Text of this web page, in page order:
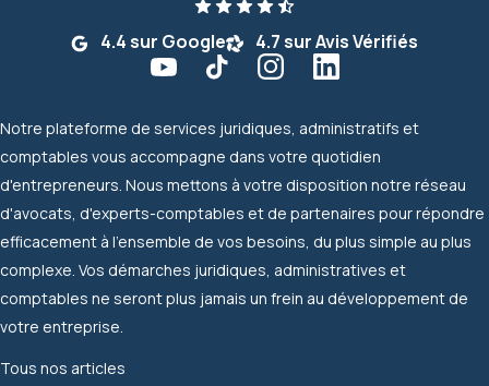
4.4 sur Google 4.7 sur Avis Vérifiés
Notre plateforme de services juridiques, administratifs et
comptables vous accompagne dans votre quotidien
d'entrepreneurs. Nous mettons à votre disposition notre réseau
d'avocats, d'experts-comptables et de partenaires pour répondre
efficacement à l'ensemble de vos besoins, du plus simple au plus
complexe. Vos démarches juridiques, administratives et
comptables ne seront plus jamais un frein au développement de
votre entreprise.
Tous nos articles